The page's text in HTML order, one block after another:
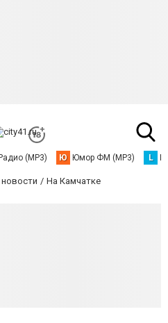
(MP3) Ю Юмор ФМ (MP3) L
На Камчатке